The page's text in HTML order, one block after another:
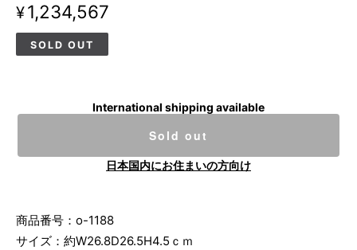
¥1,234,567
SOLD OUT
International shipping available
Sold out
日本国内にお住まいの方向け
商品番号：o-1188
サイズ：約W26.8D26.5H4.5ｃｍ